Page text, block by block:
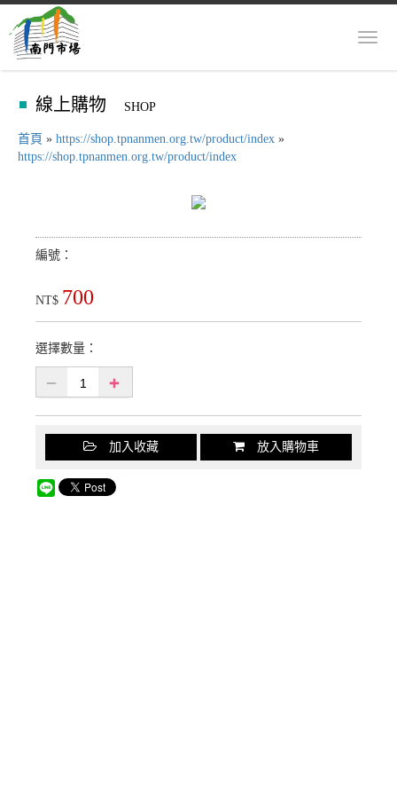
線上購物 SHOP
首頁 » https://shop.tpnanmen.org.tw/product/index »
https://shop.tpnanmen.org.tw/product/index
編號：
NT$ 700
選擇數量：
加入收藏 放入購物車